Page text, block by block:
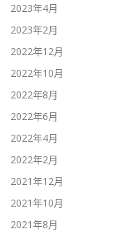
2023年4月
2023年2月
2022年12月
2022年10月
2022年8月
2022年6月
2022年4月
2022年2月
2021年12月
2021年10月
2021年8月